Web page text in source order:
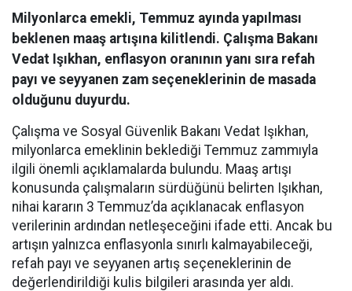
Milyonlarca emekli, Temmuz ayında yapılması
beklenen maaş artışına kilitlendi. Çalışma Bakanı
Vedat Işıkhan, enflasyon oranının yanı sıra refah
payı ve seyyanen zam seçeneklerinin de masada
olduğunu duyurdu.
Çalışma ve Sosyal Güvenlik Bakanı Vedat Işıkhan,
milyonlarca emeklinin beklediği Temmuz zammıyla
ilgili önemli açıklamalarda bulundu. Maaş artışı
konusunda çalışmaların sürdüğünü belirten Işıkhan,
nihai kararın 3 Temmuz’da açıklanacak enflasyon
verilerinin ardından netleşeceğini ifade etti. Ancak bu
artışın yalnızca enflasyonla sınırlı kalmayabileceği,
refah payı ve seyyanen artış seçeneklerinin de
değerlendirildiği kulis bilgileri arasında yer aldı.